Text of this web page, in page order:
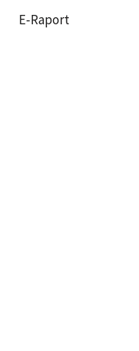
E-Raport